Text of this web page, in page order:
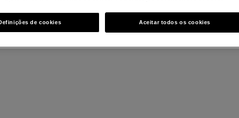
ter consequências de
de cookies Aceitar todos os cookies